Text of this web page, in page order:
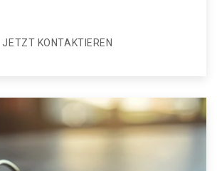
JETZT KONTAKTIEREN